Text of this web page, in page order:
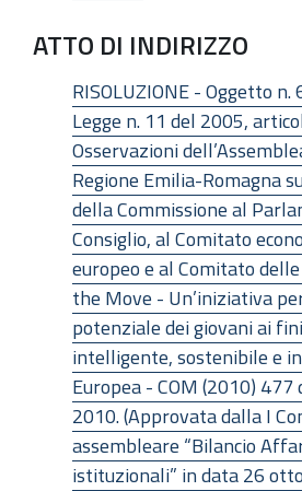
ATTO DI INDIRIZZO
RISOLUZIONE - Oggetto
Legge n. 11 del 2005,
Osservazioni
Regione Emilia-Romagna
della Commissione al
Consiglio, al Comitato
europeo e al Comitato
the Move - Un’iniziativa
potenziale dei giovani ai
intelligente, sostenibile e
Europea - COM (2010)
2010. (Approvata dalla I
assembleare “Bilancio
istituzionali” in data 26